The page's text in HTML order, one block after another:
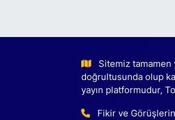
Sitemiz tamamen
doğrultusunda olup
yayın platformudur,
Fikir ve